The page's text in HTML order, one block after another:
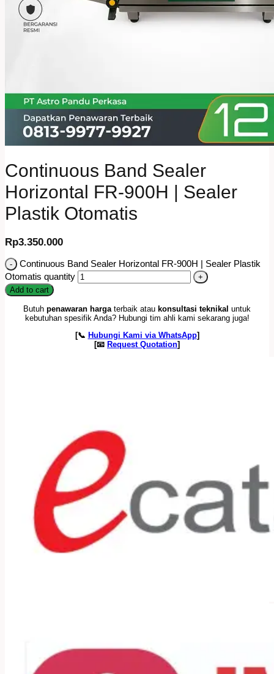
Continuous Band Sealer
Horizontal FR-900H | Sealer
Plastik Otomatis
Rp3.350.000
Continuous Band Sealer Horizontal FR-900H | Sealer Plastik
Otomatis quantity
Add to cart
Butuh penawaran hargaterbaik atau konsultasi teknikal untuk
kebutuhan spesifik Anda? Hubungi tim ahli kami sekarang juga!
[📞 Hubungi Kami via WhatsApp]
[📧 Request Quotation]